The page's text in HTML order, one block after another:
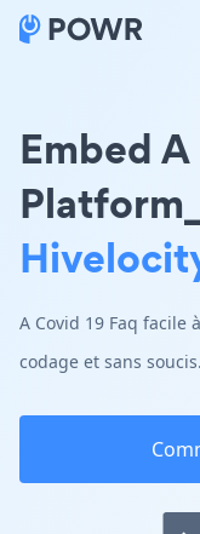
Embed
A Covid 19 Faq facile
codage et sans soucis.